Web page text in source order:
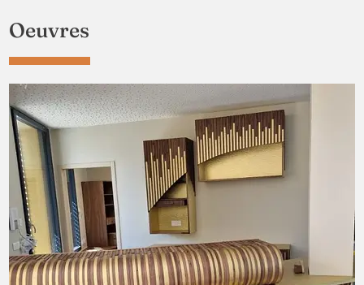
Oeuvres